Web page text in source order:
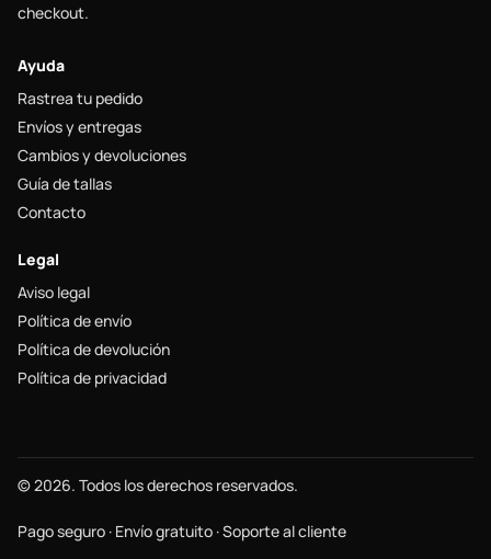
checkout.
Ayuda
Rastrea tu pedido
Envíos y entregas
Cambios y devoluciones
Guía de tallas
Contacto
Legal
Aviso legal
Política de envío
Política de devolución
Política de privacidad
© 2026. Todos los derechos reservados.
Pago seguro · Envío gratuito · Soporte al cliente